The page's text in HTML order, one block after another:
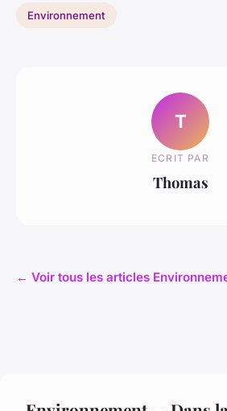
Environnement
T
ECRIT PAR
Thomas
← Voir tous les articles